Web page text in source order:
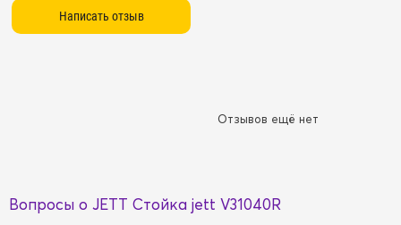
Отзывов ещё нет
Вопросы о JETT Стойка jett V31040R